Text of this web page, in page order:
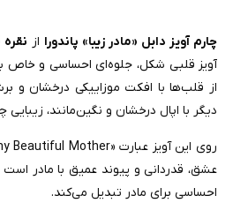
چارم آویز دابل «مادر زیبا» پاندورا از نقره 925 عیار
آویز قلبی شکل، جلوه‌ای احساسی و خاص
از قلب‌ها با افکت موزاییکی درخشان
دیگر با اپال درخشان و نگین‌مانند، زیبایی
عشق، قدردانی و پیوند عمیق با مادر است
احساسی برای مادر تبدیل می‌کند.